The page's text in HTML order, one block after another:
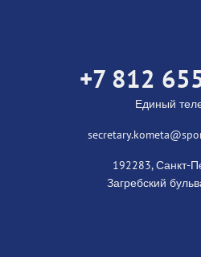
+7 812
Единый
192283, Санкт-
Загребский